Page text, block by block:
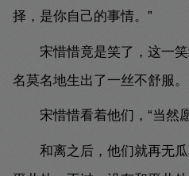
择，是你自己的事情。”
宋惜惜竟是笑了，这一
名莫名地生出了一丝不舒服。
宋惜惜看着他们，“当然
和离之后，他们就再无